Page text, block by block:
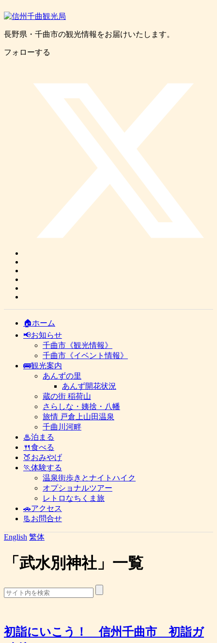
長野県・千曲市の観光情報をお届けいたします。
フォローする
🏠ホーム
📢お知らせ
千曲市《観光情報》
千曲市《イベント情報》
🚌観光案内
あんずの里
あんず開花状況
蔵の街 稲荷山
さらしな・姨捨・八幡
旅情 戸倉上山田温泉
千曲川河畔
♨泊まる
🍴食べる
🍑おみやげ
🏃体験する
温泉街歩きとナイトハイク
オプショナルツアー
レトロなちくま旅
🚗アクセス
📃お問合せ
English 繁体
「 武水別神社」 一覧
初詣にいこう！ 信州千曲市 初詣ガ